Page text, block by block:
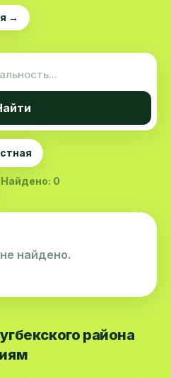
→
Найдено: 0
найдено.
района